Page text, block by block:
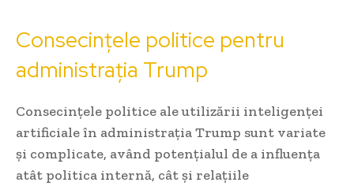
Consecințele politice pentru
administrația Trump
Consecințele politice ale utilizării inteligenței
artificiale în administrația Trump sunt variate
și complicate, având potențialul de a influența
atât politica internă, cât și relațiile